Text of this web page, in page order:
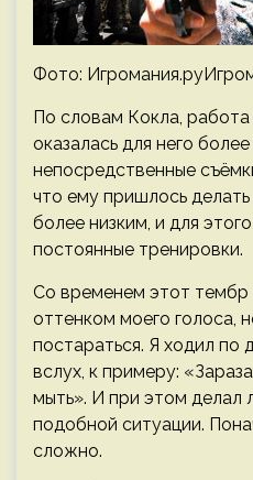
Фото:
По словам Кокла,
оказалась для него
непосредственные
что ему пришлось
более низким, и для
постоянные тренировки.
Со временем этот тембр
оттенком моего голоса,
постараться. Я ходил по
вслух, к примеру:
мыть». И при этом делал
подобной ситуации.
сложно.